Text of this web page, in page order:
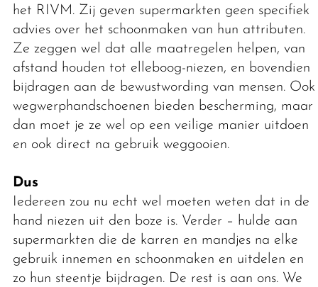
het RIVM. Zij geven supermarkten geen specifiek
advies over het schoonmaken van hun attributen.
Ze zeggen wel dat alle maatregelen helpen, van
afstand houden tot elleboog-niezen, en bovendien
bijdragen aan de bewustwording van mensen. Ook
wegwerphandschoenen bieden bescherming, maar
dan moet je ze wel op een veilige manier uitdoen
en ook direct na gebruik weggooien.
Dus
Iedereen zou nu echt wel moeten weten dat in de
hand niezen uit den boze is. Verder – hulde aan
supermarkten die de karren en mandjes na elke
gebruik innemen en schoonmaken en uitdelen en
zo hun steentje bijdragen. De rest is aan ons. We